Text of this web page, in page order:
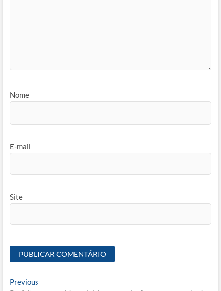
Nome
E-mail
Site
Navegação
PreviousPrevious